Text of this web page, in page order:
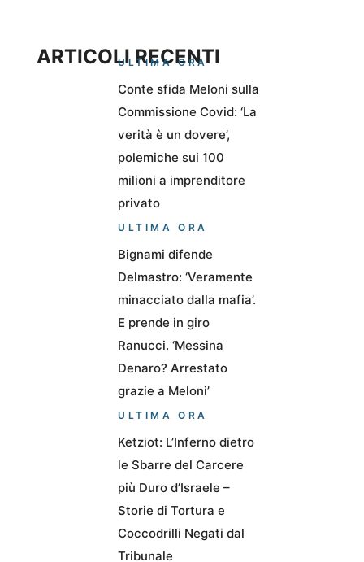
ARTICOLI RECENTI
ULTIMA ORA
Conte sfida Meloni sulla
Commissione Covid: ‘La
verità è un dovere’,
polemiche sui 100
milioni a imprenditore
privato
ULTIMA ORA
Bignami difende
Delmastro: ‘Veramente
minacciato dalla mafia’.
E prende in giro
Ranucci. ‘Messina
Denaro? Arrestato
grazie a Meloni’
ULTIMA ORA
Ketziot: L’Inferno dietro
le Sbarre del Carcere
più Duro d’Israele –
Storie di Tortura e
Coccodrilli Negati dal
Tribunale